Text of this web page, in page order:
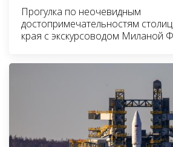
Прогулка по неочевидным
достопримечательностям
края с экскурсоводом Миланой